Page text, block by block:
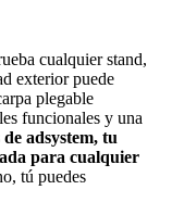
cualquier stand,
exterior puede
plegable
funcionales y una
adsystem, tu
para cualquier
tú puedes